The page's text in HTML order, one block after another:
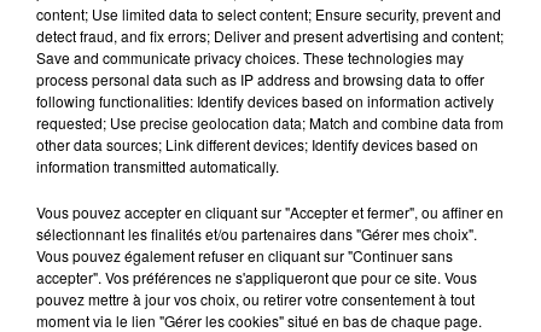
3 août 2026
SOIRÉE DJ PLAYA
content; Use limited data to select content; Ensure security, prevent and
detect fraud, and fix errors; Deliver and present advertising and content;
Save and communicate privacy choices. These technologies may
process personal data such as IP address and browsing data to offer
following functionalities: Identify devices based on information actively
requested; Use precise geolocation data; Match and combine data from
other data sources; Link different devices; Identify devices based on
information transmitted automatically.
Vous pouvez accepter en cliquant sur "Accepter et fermer", ou affiner en
sélectionnant les finalités et/ou partenaires dans "Gérer mes choix".
Vous pouvez également refuser en cliquant sur "Continuer sans
accepter". Vos préférences ne s'appliqueront que pour ce site. Vous
pouvez mettre à jour vos choix, ou retirer votre consentement à tout
moment via le lien "Gérer les cookies" situé en bas de chaque page.